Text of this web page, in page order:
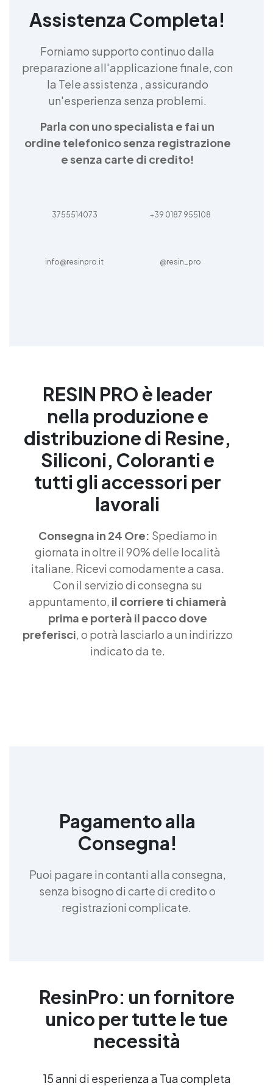
liquida Resina uv come si usa Resina trasparente
per marmo Autolivellante resina Resina plastica
Resina che materiale è Resina uv La resina
Resina opaca Resina decorativa Resina 3d
Resina líquida Resina alta temperatura Resina
per alte temperature Kit resina Resina siliconica
Resina metacrilica See all articles →
Assistenza Completa!
Forniamo supporto continuo dalla
preparazione all'applicazione finale, con
la Tele assistenza , assicurando
un'esperienza senza problemi.
Parla con uno specialista e fai un
ordine telefonico senza registrazione
e senza carte di credito!
3755514073 +39 0187 955108
info@resinpro.it @resin_pro
RESIN PRO è leader
nella produzione e
distribuzione di Resine,
Siliconi, Coloranti e
tutti gli accessori per
lavorali
Consegna in 24 Ore: Spediamo in
giornata in oltre il 90% delle località
italiane. Ricevi comodamente a casa.
Con il servizio di consegna su
appuntamento, il corriere ti chiamerà
prima e porterà il pacco dove
preferisci, o potrà lasciarlo a un indirizzo
indicato da te.
Pagamento alla
Consegna!
Puoi pagare in contanti alla consegna,
senza bisogno di carte di credito o
registrazioni complicate.
ResinPro: un fornitore
unico per tutte le tue
necessità
15 anni di esperienza a Tua completa